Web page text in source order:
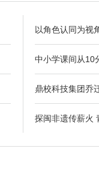
以角色认同为视
中小学课间从10
鼎校科技集团乔
探闽非遗传薪火